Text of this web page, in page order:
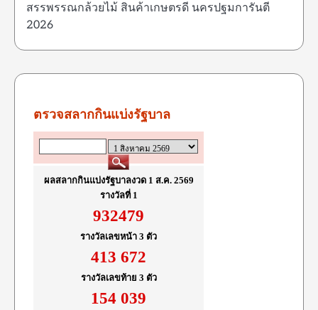
สรรพรรณกล้วยไม้ สินค้าเกษตรดี นครปฐมการันตี
2026